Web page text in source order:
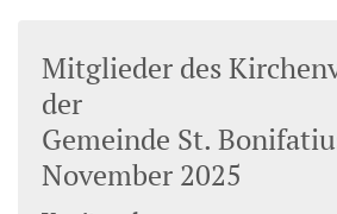
Mitglieder des
der
Gemeinde St.
November 2025